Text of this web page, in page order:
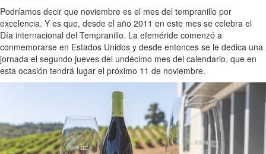
Podríamos decir que noviembre es el mes del tempranillo por
excelencia. Y es que, desde el año 2011 en este mes se celebra el
Día internacional del Tempranillo. La efeméride comenzó a
conmemorarse en Estados Unidos y desde entonces se le dedica una
jornada el segundo jueves del undécimo mes del calendario, que en
esta ocasión tendrá lugar el próximo 11 de noviembre.